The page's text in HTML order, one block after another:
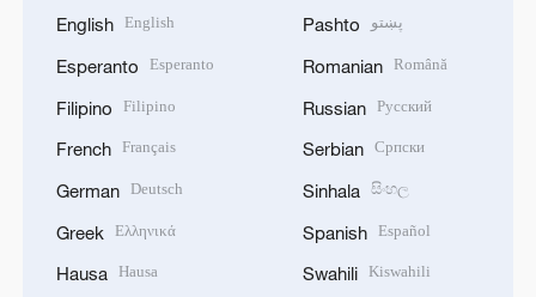
English English
Esperanto Esperanto
Filipino Filipino
French Français
German Deutsch
Greek Ελληνικά
Hausa Hausa
Pashto پښتو
Romanian Română
Russian Русский
Serbian Српски
Sinhala සිංහල
Spanish Español
Swahili Kiswahili